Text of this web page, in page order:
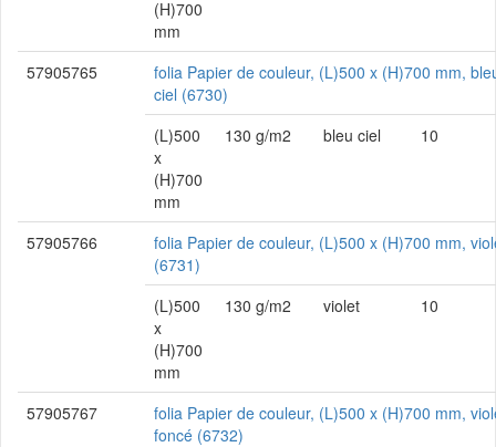
(H)700
mm
57905765
folia Papier de couleur, (L)500 x (H)700 mm,
ciel (6730)
(L)500
x
(H)700
mm
130 g/m2 bleu ciel 10
57905766
folia Papier de couleur, (L)500 x (H)700 mm,
(6731)
(L)500
x
(H)700
mm
130 g/m2 violet 10
57905767
folia Papier de couleur, (L)500 x (H)700 mm,
foncé (6732)